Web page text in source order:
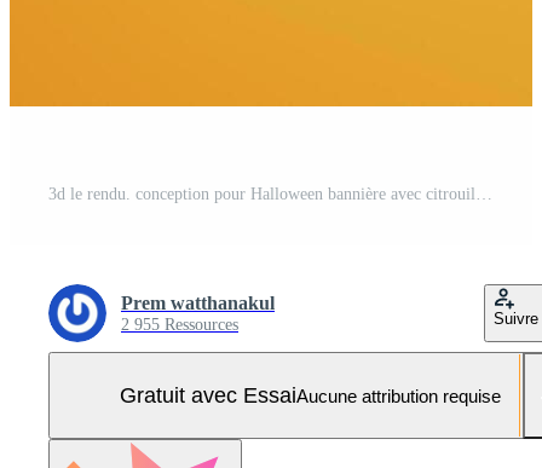
3d le rendu. conception pour Halloween bannière avec citrouille, crucifix, crâne, la tombe sur une Orange Contexte. avec copie espace. Photo Pro
Prem watthanakul
2 955 Ressources Suivre
Gratuit avec EssaiAucune attribution requise